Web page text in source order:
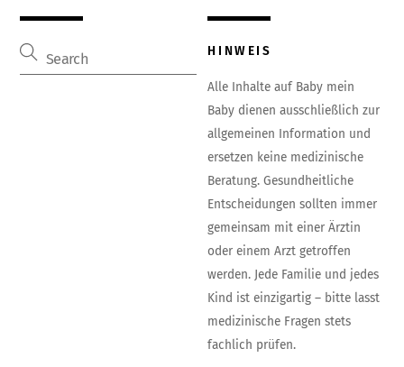
HINWEIS
Alle Inhalte auf Baby mein
Baby dienen ausschließlich zur
allgemeinen Information und
ersetzen keine medizinische
Beratung. Gesundheitliche
Entscheidungen sollten immer
gemeinsam mit einer Ärztin
oder einem Arzt getroffen
werden. Jede Familie und jedes
Kind ist einzigartig – bitte lasst
medizinische Fragen stets
fachlich prüfen.